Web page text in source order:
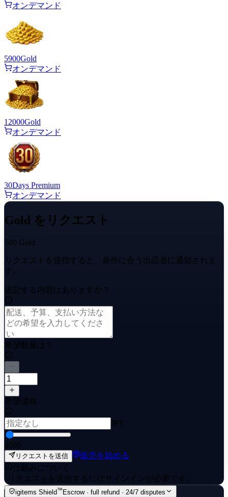
オンデマンド
5900Gold
オンデマンド
12000Gold
オンデマンド
30Days Premium
オンデマンド
Gold をリクエスト
500 Gold
リクエストを送信すると、条件に合う出品者に通知されま
す。
追記する内容はありますか？
希望数量は？
希望価格
JPY
0500
リクエストを送信
販売を始める
仕組みについて
· リクエストを送信するにはサインインが必要です。
igitems Shield™ Escrow · full refund · 24/7 disputes